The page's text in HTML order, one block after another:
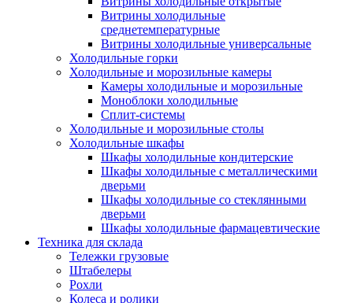
Витрины холодильные
среднетемпературные
Витрины холодильные универсальные
Холодильные горки
Холодильные и морозильные камеры
Камеры холодильные и морозильные
Моноблоки холодильные
Сплит-системы
Холодильные и морозильные столы
Холодильные шкафы
Шкафы холодильные кондитерские
Шкафы холодильные с металлическими
дверьми
Шкафы холодильные со стеклянными
дверьми
Шкафы холодильные фармацевтические
Техника для склада
Тележки грузовые
Штабелеры
Рохли
Колеса и ролики